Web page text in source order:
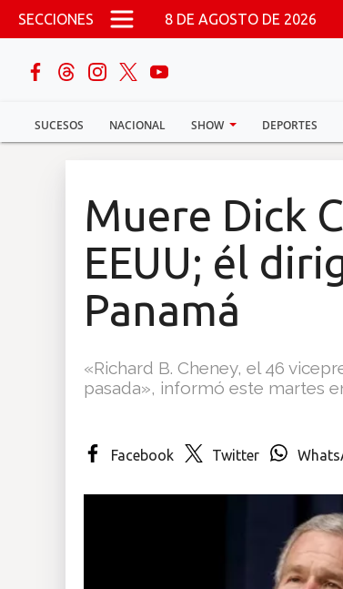
Pasar al contenido principal
SECCIONES 8 DE AGOSTO DE 2026
SUCESOS NACIONAL SHOW DEPORTES
buscar
Sucesos
Multimedia
Muere Dick
EEUU; él
Panamá
«Richard B. Cheney, el 46
pasada», informó este martes
Facebook Twitter